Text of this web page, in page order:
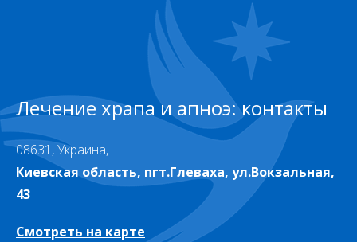
Лечение храпа и апноэ: контакты
08631, Украина,
Киевская область, пгт.Глеваха, ул.Вокзальная,
43
Смотреть на карте